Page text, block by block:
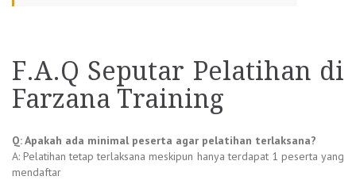
F.A.Q Seputar Pelatihan di
Farzana Training
Q: Apakah ada minimal peserta agar pelatihan terlaksana?
A: Pelatihan tetap terlaksana meskipun hanya terdapat 1 peserta yang
mendaftar